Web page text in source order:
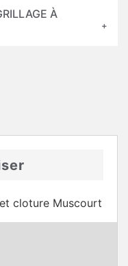
À
cloture Muscourt